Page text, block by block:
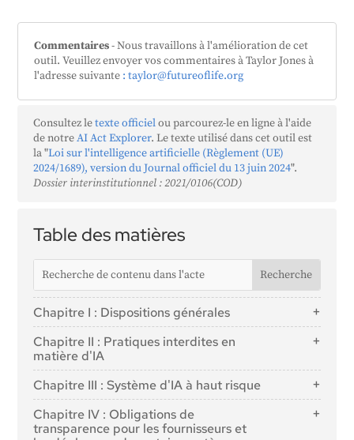
Table des matières
Chapitre I : Dispositions générales
Article 1 : Objet
Article 2 : Champ d'application
Article 4 : Maîtrise de l'IA
Chapitre II : Pratiques interdites en
matière d'IA
Article 5 : Pratiques interdites en matière d'IA
Chapitre III : Système d'IA à haut risque
Section 1 : Classification des systèmes d'IA comme
étant à haut risque
Chapitre IV : Obligations de
transparence pour les fournisseurs et
Commentaires- Nous travaillons à l'amélioration de cet
outil. Veuillez envoyer vos commentaires à Taylor Jones à
l'adresse suivante : taylor@futureoflife.org
Consultez letexte officielou parcourez-le en ligne à l'aide
de notreAI Act Explorer. Le texte utilisé dans cet outil est
la "Loi sur l'intelligence artificielle (Règlement (UE)
2024/1689), version du Journal officiel du 13 juin 2024".
Dossier interinstitutionnel : 2021/0106(COD)